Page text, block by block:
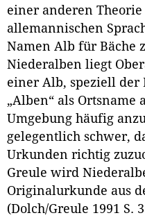
einer anderen
allemannischen
Namen Alb für Bäche
Niederalben liegt
einer Alb, speziell der
„Alben“ als Ortsname
Umgebung häufig
gelegentlich schwer,
Urkunden richtig
Greule wird
Originalurkunde aus
(Dolch/Greule 1991 S.